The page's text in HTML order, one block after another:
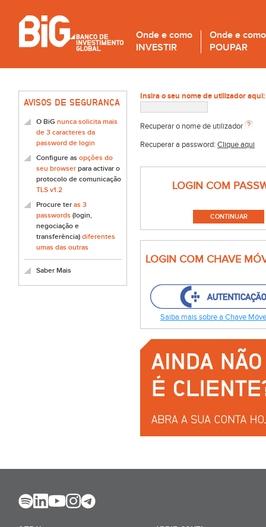
Onde e como
INVESTIR
Onde e como
POUPAR
AVISOS DE SEGURANÇA
O BiG nunca solicita mais
de 3 caracteres da
password de login
Configure as opções do
seu browser para activar o
protocolo de comunicação
TLS v1.2
Procure ter as 3
passwords (login,
negociação e
transferência) diferentes
umas das outras
Saber Mais
Insira o seu nome de utilizador aqui:
Recuperar o nome de utilizador
Recuperar a password: Clique aqui
LOGIN COM
LOGIN COM CHAVE
Saiba mais sobre a Chave